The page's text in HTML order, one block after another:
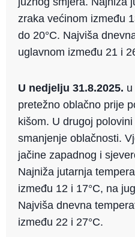
zraka većinom između
do 20°C. Najviša
uglavnom između 21 i
U nedjelju 31.8.2025.
pretežno oblačno prije
kišom. U drugoj
smanjenje oblačnosti.
jačine zapadnog i
Najniža jutarnja
između 12 i 17°C, na
Najviša dnevna
između 22 i 27°C.